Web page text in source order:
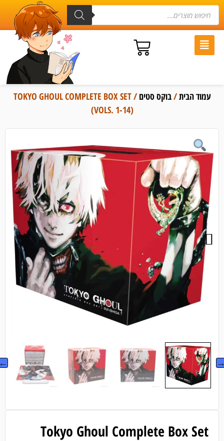
עמוד הבית/בוקס סטים
/ TOKYO GHOUL COMPLETE BOX SET
(VOLS. 1-14)
Tokyo Ghoul Complete Box Set